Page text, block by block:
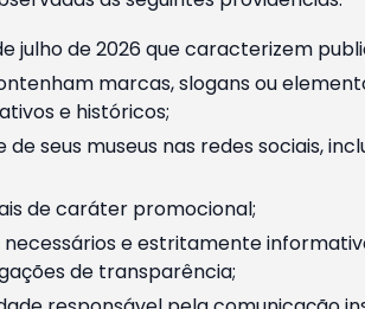
de 2026 que caracterizem
marcas, slogans ou
e históricos;
seus museus nas redes sociais,
de caráter promocional;
e estritamente
de transparência;